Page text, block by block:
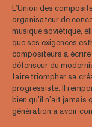
L’Union des
organisateur de
musique soviétique,
que ses exigences
compositeurs à
défenseur du
faire triompher sa
progressiste. Il
bien qu’il n’ait
génération à avoir